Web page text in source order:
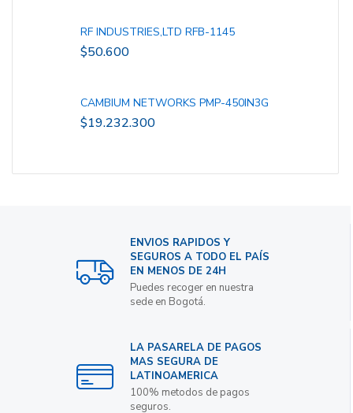
RF INDUSTRIES,LTD RFB-1145
$50.600
CAMBIUM NETWORKS PMP-450IN3G
$19.232.300
ENVIOS RAPIDOS Y
SEGUROS A TODO EL PAÍS
EN MENOS DE 24H
Puedes recoger en nuestra
sede en Bogotá.
LA PASARELA DE PAGOS
MAS SEGURA DE
LATINOAMERICA
100% metodos de pagos
seguros.